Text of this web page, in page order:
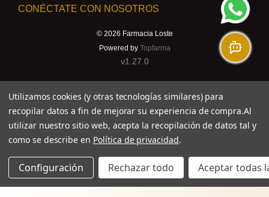
CONÉCTATE CON NOSOTROS
© 2026 Farmacia Loste
Powered by Topfarma
v1.27.0
Utilizamos cookies (y otras tecnologías similares) para
recopilar datos a fin de mejorar su experiencia de compra.Al
utilizar nuestro sitio web, acepta la recopilación de datos tal y
como se describe en Política de privacidad.
Configuración Rechazar todo Aceptar todas